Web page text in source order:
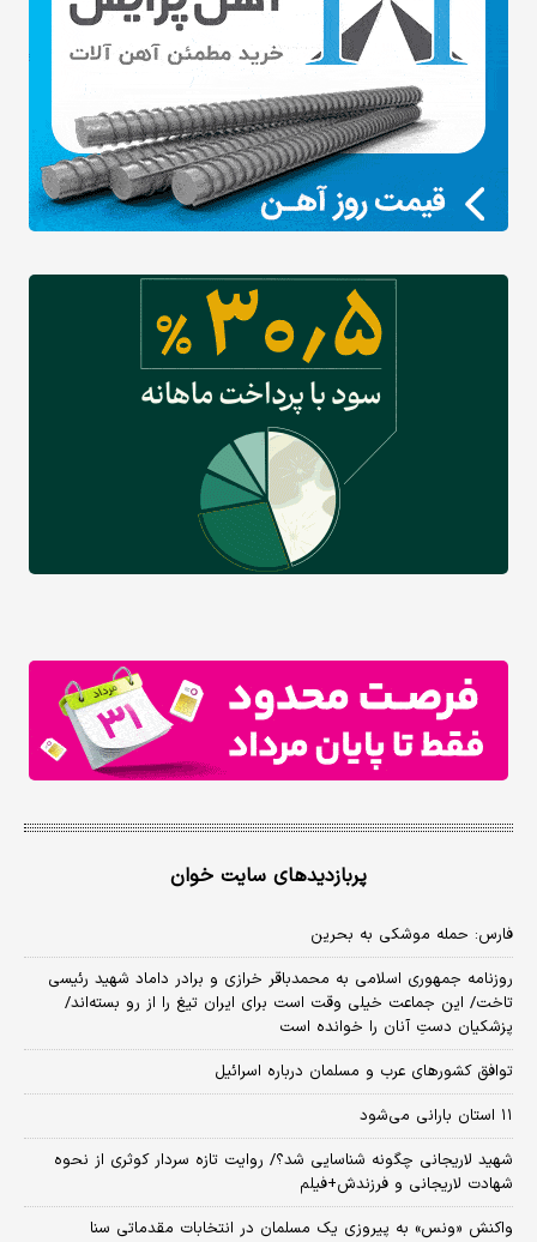
پربازدیدهای سایت خوان
فارس: حمله موشکی به بحرین
روزنامه جمهوری اسلامی به محمدباقر خرازی و برادر داماد شهید رئیسی
تاخت/ این جماعت خیلی وقت است برای ایران تیغ را از رو بسته‌اند/
پزشکیان دستِ آنان را خوانده است
توافق کشورهای عرب و مسلمان درباره اسرائیل
۱۱ استان بارانی می‌شود
شهید لاریجانی چگونه شناسایی شد؟/ روایت تازه سردار کوثری از نحوه
شهادت لاریجانی و فرزندش+فیلم
واکنش «ونس» به پیروزی یک مسلمان در انتخابات مقدماتی سنا